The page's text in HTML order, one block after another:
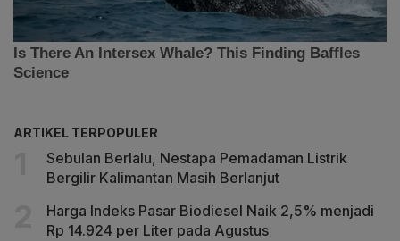
ARTIKEL TERPOPULER
Sebulan Berlalu, Nestapa Pemadaman Listrik
Bergilir Kalimantan Masih Berlanjut
Harga Indeks Pasar Biodiesel Naik 2,5% menjadi
Rp 14.924 per Liter pada Agustus